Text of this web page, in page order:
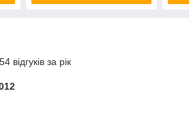
відгуків за рік